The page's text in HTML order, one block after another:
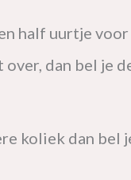
half uurtje voor
dan bel je
koliek dan bel